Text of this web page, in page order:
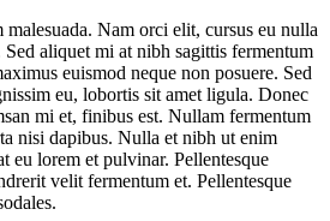
Nam orci elit, cursus eu nulla
aliquet mi at nibh sagittis fermentum
euismod neque non posuere. Sed
eu, lobortis sit amet ligula. Donec
mi et, finibus est. Nullam fermentum
nisi dapibus. Nulla et nibh ut enim
eu lorem et pulvinar. Pellentesque
velit fermentum et. Pellentesque